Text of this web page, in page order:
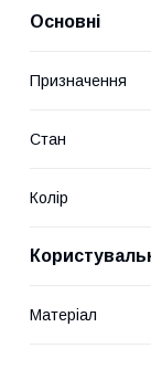
Основні
Призначення
Стан
Колір
Матеріал